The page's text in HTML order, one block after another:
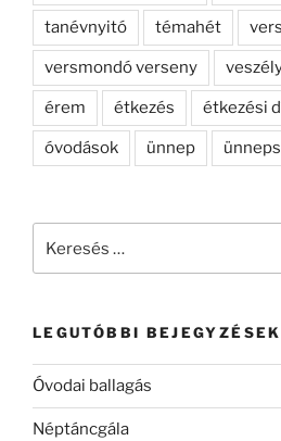
tanévnyitó témahét
versmondó verseny
érem étkezés étkezési
óvodások ünnep
LEGUTÓBBI BEJEGYZÉSEK
Óvodai ballagás
Néptáncgála